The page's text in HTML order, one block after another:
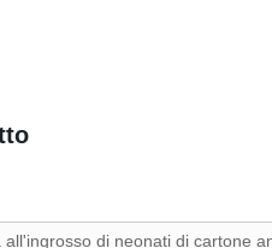
all'ingrosso di neonati di cartone